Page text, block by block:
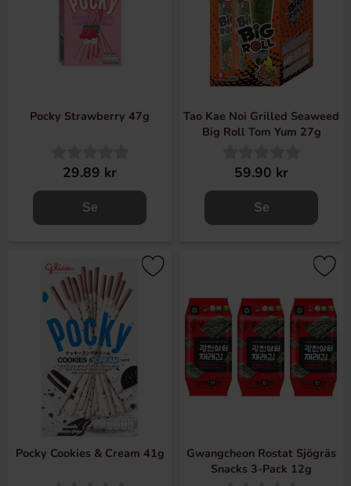
Pocky Strawberry 47g
29.89 kr
Se
Tao Kae Noi Grilled Seaweed
Big Roll Tom Yum 27g
59.90 kr
Se
Pocky Cookies & Cream 41g
Gwangcheon Rostat Sjögräs
Snacks 3-Pack 12g